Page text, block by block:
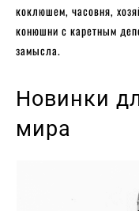
коклюшем, часовня,
конюшни с каретным
замысла.
Новинки
мира